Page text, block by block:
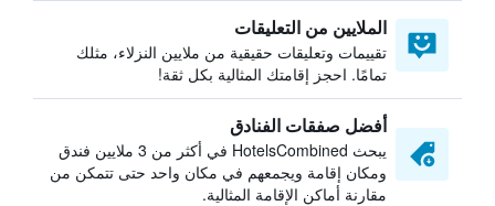
الملايين من التعليقات
تقييمات وتعليقات حقيقية من ملايين النزلاء، مثلك
تمامًا. احجز إقامتك المثالية بكل ثقة!
أفضل صفقات الفنادق
يبحث HotelsCombined في أكثر من 3 ملايين فندق
ومكان إقامة ويجمعهم في مكان واحد حتى تتمكن من
مقارنة أماكن الإقامة المثالية.